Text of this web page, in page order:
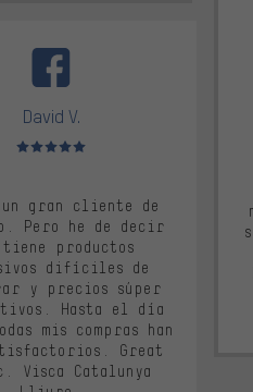
David V.
Valoración media: 5 de 5
un gran cliente de
Pero he de decir
tiene productos
difíciles de
y precios súper
Hasta el día
mis compras han
Great
Visca Catalunya